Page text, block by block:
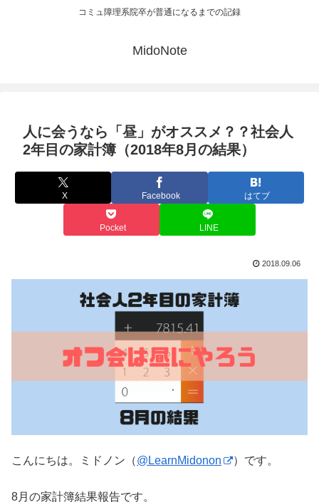
コミュ障理系院卒が普通になるまでの記録
MidoNote
人に会うなら「昼」がオススメ？？社会人
2年目の家計簿（2018年8月の結果）
X Facebook はてブ
Pocket LINE
2018.09.06
こんにちは。ミドノン（@LearnMidonon ）です。
8月の家計簿結果報告です。